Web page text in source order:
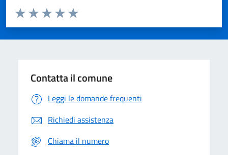
Domanda
Valuta da 1 a 5 stelle la pagina
Valuta 5 stelle su 5
Valuta 4 stelle su 5
Valuta 3 stelle su 5
Valuta 2 stelle su 5
Valuta 1 stelle su 5
Contatta il comune
Leggi le domande frequenti
Richiedi assistenza
Chiama il numero